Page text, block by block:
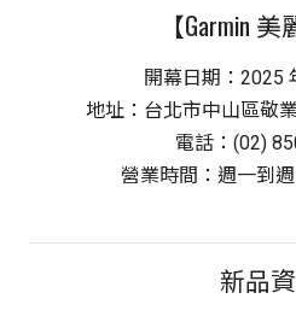
【Garmin 美
開幕日期：2025
地址：台北市中山區敬
電話：(02)
營業時間：週一到
新品